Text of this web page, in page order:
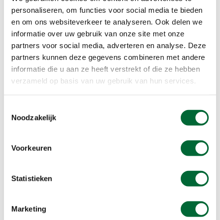
personaliseren, om functies voor social media te bieden
en om ons websiteverkeer te analyseren. Ook delen we
informatie over uw gebruik van onze site met onze
partners voor social media, adverteren en analyse. Deze
partners kunnen deze gegevens combineren met andere
informatie die u aan ze heeft verstrekt of die ze hebben
verzameld op basis van uw gebruik van hun services.
Noodzakelijk
Voorkeuren
Statistieken
Marketing
De Arnsberg in Sauerland
Het middeleeuwse Arnsberg
Aan het eind van de Sauerland Waldroute kom je
aan in Arnsberg. De plaats werd voor het eerst
genoemd in het jaar 789 na Christus en kent een
eeuwenoude geschiedenis. Ontdek hier het
indrukwekkende burchtruïne!
5-daagse wandelvakantie door